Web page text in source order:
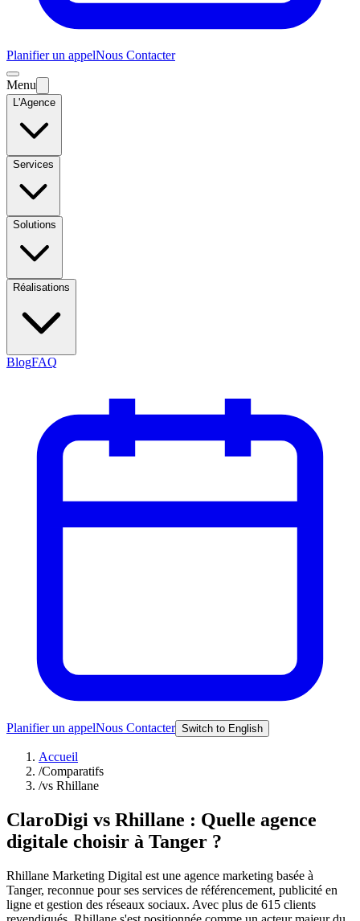
Planifier un appelNous Contacter
Menu
L'Agence
Services
Solutions
Réalisations
BlogFAQ
Planifier un appelNous Contacter Switch to English
Accueil
/Comparatifs
/vs Rhillane
ClaroDigi vs Rhillane : Quelle agence
digitale choisir à Tanger ?
Rhillane Marketing Digital est une agence marketing basée à
Tanger, reconnue pour ses services de référencement, publicité en
ligne et gestion des réseaux sociaux. Avec plus de 615 clients